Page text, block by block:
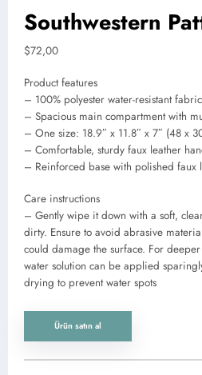
Southwestern
$72,00
Product features
– 100% polyester water-resistant
– Spacious main compartment with
– One size: 18.9″ x 11.8″ x 7″ (48 x
– Comfortable, sturdy faux leather
– Reinforced base with polished faux
Care instructions
– Gently wipe it down with a soft,
dirty. Ensure to avoid abrasive
could damage the surface. For
water solution can be applied
drying to prevent water spots
Ürün satın al